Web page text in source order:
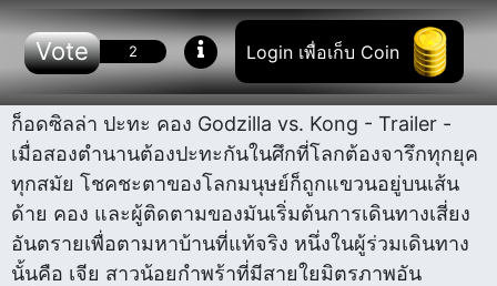
Vote 2 Login เพื่อเก็บ Coin
ก็อดซิลล่า ปะทะ คอง Godzilla vs. Kong - Trailer -
เมื่อสองตำนานต้องปะทะกันในศึกที่โลกต้องจารึกทุกยุค
ทุกสมัย โชคชะตาของโลกมนุษย์ก็ถูกแขวนอยู่บนเส้น
ด้าย คอง และผู้ติดตามของมันเริ่มต้นการเดินทางเสี่ยง
อันตรายเพื่อตามหาบ้านที่แท้จริง หนึ่งในผู้ร่วมเดินทาง
นั้นคือ เจีย สาวน้อยกำพร้าที่มีสายใยมิตรภาพอัน